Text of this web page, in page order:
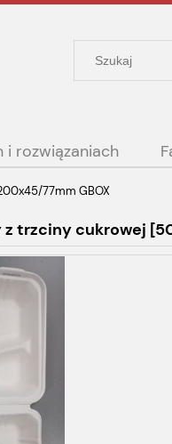
i rozwiązaniach
77mm GBOX
trzciny cukrowej